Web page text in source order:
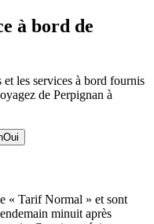
à bord de
les services à bord fournis
de Perpignan à
« Tarif Normal » et sont
minuit après